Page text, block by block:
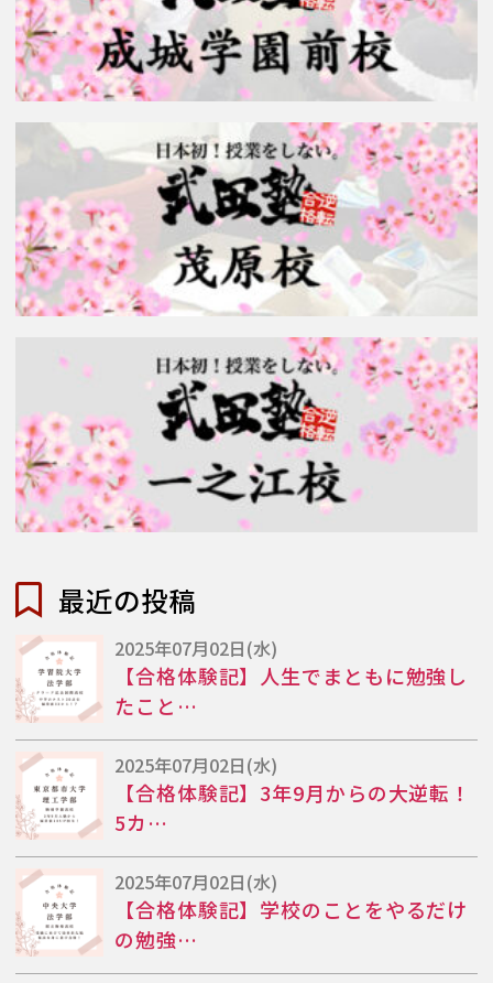
最近の投稿
2025年07月02日(水)
【合格体験記】人生でまともに勉強し
たこと…
2025年07月02日(水)
【合格体験記】3年9月からの大逆転！
5カ…
2025年07月02日(水)
【合格体験記】学校のことをやるだけ
の勉強…